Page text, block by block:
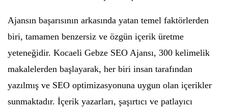
Ajansın başarısının arkasında yatan temel faktörlerden
biri, tamamen benzersiz ve özgün içerik üretme
yeteneğidir. Kocaeli Gebze SEO Ajansı, 300 kelimelik
makalelerden başlayarak, her biri insan tarafından
yazılmış ve SEO optimizasyonuna uygun olan içerikler
sunmaktadır. İçerik yazarları, şaşırtıcı ve patlayıcı